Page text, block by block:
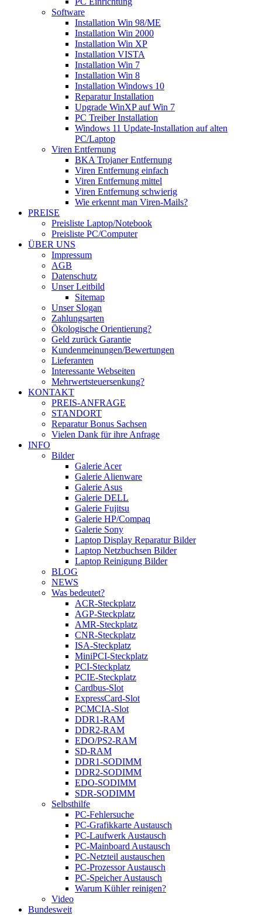
Software
Installation Win 98/ME
Installation Win 2000
Installation Win XP
Installation VISTA
Installation Win 7
Installation Win 8
Installation Windows 10
Reparatur Installation
Upgrade WinXP auf Win 7
PC Treiber Installation
Windows 11 Update-Installation auf alten
PC/Laptop
Viren Entfernung
BKA Trojaner Entfernung
Viren Entfernung einfach
Viren Entfernung mittel
Viren Entfernung schwierig
Wie erkennt man Viren-Mails?
PREISE
Preisliste Laptop/Notebook
Preisliste PC/Computer
ÜBER UNS
Impressum
AGB
Datenschutz
Unser Leitbild
Sitemap
Unser Slogan
Zahlungsarten
Ökologische Orientierung?
Geld zurück Garantie
Kundenmeinungen/Bewertungen
Lieferanten
Interessante Webseiten
Mehrwertsteuersenkung?
KONTAKT
PREIS-ANFRAGE
STANDORT
Reparatur Bonus Sachsen
Vielen Dank für ihre Anfrage
INFO
Bilder
Galerie Acer
Galerie Alienware
Galerie Asus
Galerie DELL
Galerie Fujitsu
Galerie HP/Compaq
Galerie Sony
Laptop Display Reparatur Bilder
Laptop Netzbuchsen Bilder
Laptop Reinigung Bilder
BLOG
NEWS
Was bedeutet?
ACR-Steckplatz
AGP-Steckplatz
AMR-Steckplatz
CNR-Steckplatz
ISA-Steckplatz
MiniPCI-Steckplatz
PCI-Steckplatz
PCIE-Steckplatz
Cardbus-Slot
ExpressCard-Slot
PCMCIA-Slot
DDR1-RAM
DDR2-RAM
EDO/PS2-RAM
SD-RAM
DDR1-SODIMM
DDR2-SODIMM
EDO-SODIMM
SDR-SODIMM
Selbsthilfe
PC-Fehlersuche
PC-Grafikkarte Austausch
PC-Laufwerk Austausch
PC-Mainboard Austausch
PC-Netzteil austauschen
PC-Prozessor Austausch
PC-Speicher Austausch
Warum Kühler reinigen?
Video
Bundesweit